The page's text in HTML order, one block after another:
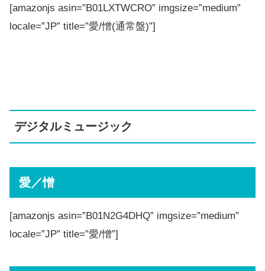
[amazonjs asin=”B01LXTWCRO” imgsize=”medium”
locale=”JP” title=”愛/憎(通常盤)”]
デジタルミュージック
愛／憎
[amazonjs asin=”B01N2G4DHQ” imgsize=”medium”
locale=”JP” title=”愛/憎”]